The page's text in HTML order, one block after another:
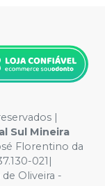
|
Sul Mineira
Florentino da
021|
Oliveira -